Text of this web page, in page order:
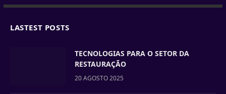
LASTEST POSTS
TECNOLOGIAS PARA O SETOR DA
RESTAURAÇÃO
20 AGOSTO 2025